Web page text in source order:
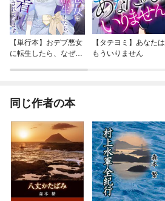
【単行本】おデブ悪女
に転生したら、なぜか
【タテヨミ】あなたは
もういりません
同じ作者の本